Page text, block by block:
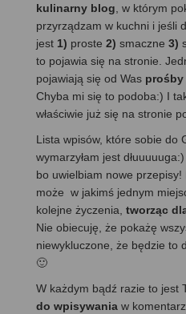
kulinarny blog , w którym
przyrządzam w kuchni i jeśli
jest 1) proste 2) smaczne 3)
to pojawia się na stronie.
pojawiają się od Was
Chyba mi się to podoba:) I
właściwie już się na stronie
Lista wpisów, które sobie do
wymarzyłam jest
bo uwielbiam nowe przepisy!
może w jakimś jednym
kolejne życzenia, tworząc
Nie obiecuję, że pokażę
niewykluczone, że będzie to
🙂
W każdym bądź razie to jest
do wpisywania w